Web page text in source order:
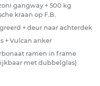
gangway + 500 kg
kraan op F.B.
+ deur naar achterdek
+ Vulcan anker
ramen in frame
met dubbelglas)